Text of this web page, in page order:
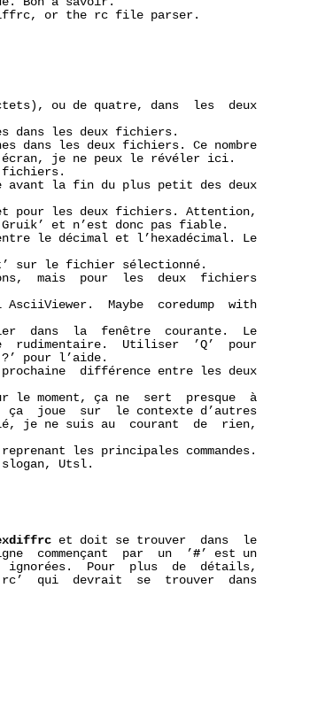
, or the rc file parser.
ou de quatre, dans  les  deux
dans les deux fichiers.
dans les deux fichiers. Ce nombre
je ne peux le révéler ici.
fichiers.
avant la fin du plus petit des deux
pour les deux fichiers. Attention,
et n’est donc pas fiable.
le décimal et l’hexadécimal. Le
sur le fichier sélectionné.
mais  pour  les  deux  fichiers
Maybe  coredump  with
dans  la  fenêtre  courante.  Le
rudimentaire.  Utiliser  ’Q’  pour
pour l’aide.
différence entre les deux
le moment, ça ne  sert  presque  à
ça  joue  sur  le contexte d’autres
je ne suis au  courant  de  rien,
les principales commandes.
Utsl.
et doit se trouver  dans  le
commençant  par  un  ’
#’ est un
Pour  plus  de  détails,
qui  devrait  se  trouver  dans